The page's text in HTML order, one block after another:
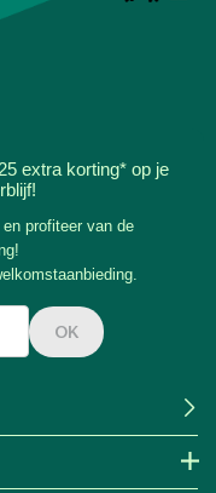
extra korting* op je
profiteer van de
OK